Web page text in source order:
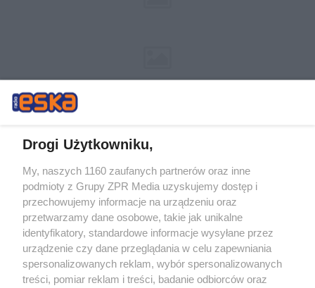
Żaden utwór zamieszczony w serwisie nie może być powielany i
rozpowszechniany lub dalej rozpowszechniany w jakikolwiek sposób (w
tym także elektroniczny lub mechaniczny) na jakimkolwiek polu
eksploatacji w jakiejkolwiek formie, włącznie z umieszczaniem w
Internecie bez pisemnej zgody właściciela praw. Jakiekolwiek użycie lub
wykorzystanie utworów w całości lub w części z naruszeniem prawa,
tzn. bez właściwej zgody, jest zabronione pod groźbą kary i może być
ścigane prawnie.
Drogi Użytkowniku,
My, naszych 1160 zaufanych partnerów oraz inne
podmioty z Grupy ZPR Media uzyskujemy dostęp i
przechowujemy informacje na urządzeniu oraz
przetwarzamy dane osobowe, takie jak unikalne
identyfikatory, standardowe informacje wysyłane przez
urządzenie czy dane przeglądania w celu zapewniania
spersonalizowanych reklam, wybór spersonalizowanych
treści, pomiar reklam i treści, badanie odbiorców oraz